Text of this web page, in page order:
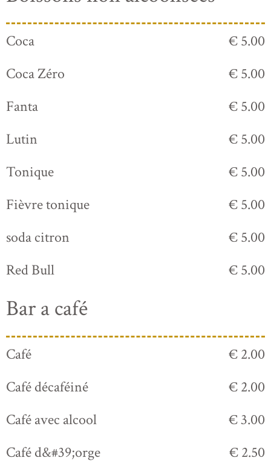
Coca
€ 5.00
Coca Zéro
€ 5.00
Fanta
€ 5.00
Lutin
€ 5.00
Tonique
€ 5.00
Fièvre tonique
€ 5.00
soda citron
€ 5.00
Red Bull
€ 5.00
Bar a café
Café
€ 2.00
Café décaféiné
€ 2.00
Café avec alcool
€ 3.00
Café d&#39;orge
€ 2.50